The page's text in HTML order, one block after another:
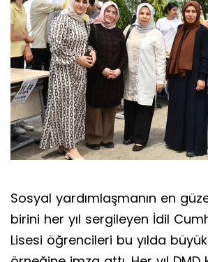
Sosyal yardımlaşmanın en
birini her yıl sergileyen İdil
Lisesi öğrencileri bu yılda